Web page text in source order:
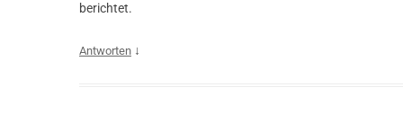
berichtet.
Antworten ↓